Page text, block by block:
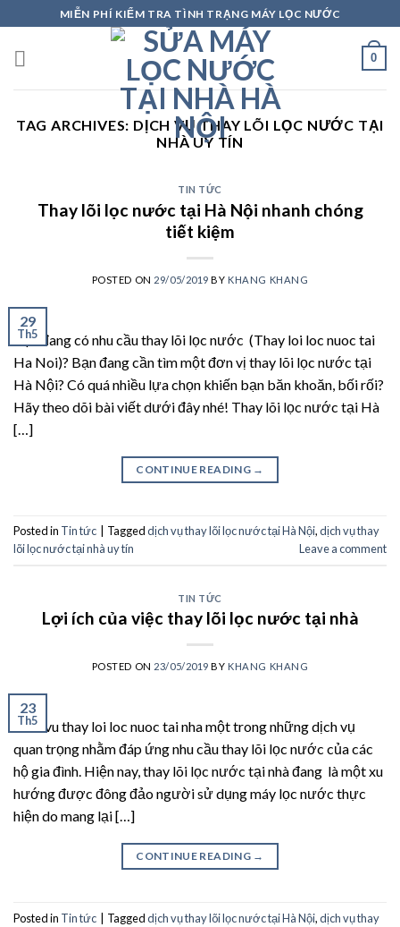
to
content
MIỄN PHÍ KIỂM TRA TÌNH TRẠNG MÁY LỌC NƯỚC
0
TAG ARCHIVES: DỊCH VỤ THAY LÕI LỌC NƯỚC TẠI
NHÀ UY TÍN
TIN TỨC
Thay lõi lọc nước tại Hà Nội nhanh chóng
tiết kiệm
POSTED ON 29/05/2019 BY KHANG KHANG
29
Th5
Bạn đang có nhu cầu thay lõi lọc nước (Thay loi loc nuoc tai
Ha Noi)? Bạn đang cần tìm một đơn vị thay lõi lọc nước tại
Hà Nội? Có quá nhiều lựa chọn khiến bạn băn khoăn, bối rối?
Hãy theo dõi bài viết dưới đây nhé! Thay lõi lọc nước tại Hà
[…]
CONTINUE READING →
Posted in Tin tức Taggeddịch vụ thay lõi lọc nước tại Hà Nội,dịch vụ thay
lõi lọc nước tại nhà uy tín
Leave a comment
TIN TỨC
Lợi ích của việc thay lõi lọc nước tại nhà
POSTED ON 23/05/2019 BY KHANG KHANG
23
Th5
Dich vu thay loi loc nuoc tai nha một trong những dịch vụ
quan trọng nhằm đáp ứng nhu cầu thay lõi lọc nước của các
hộ gia đình. Hiện nay, thay lõi lọc nước tại nhà đang là một xu
hướng được đông đảo người sử dụng máy lọc nước thực
hiện do mang lại […]
CONTINUE READING →
Posted in Tin tức Taggeddịch vụ thay lõi lọc nước tại Hà Nội,dịch vụ thay